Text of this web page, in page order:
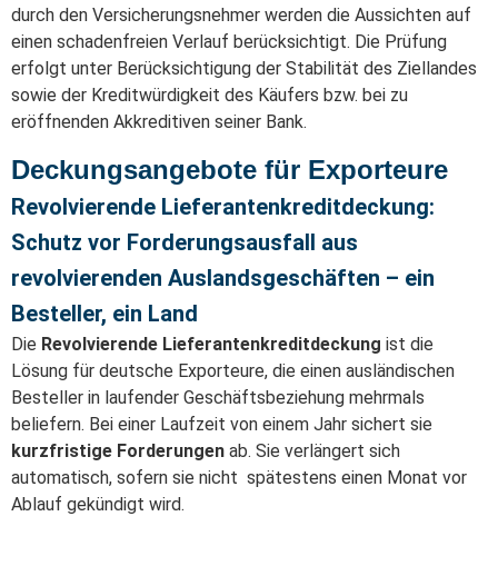
durch den Versicherungsnehmer werden die Aussichten auf
einen schadenfreien Verlauf berücksichtigt. Die Prüfung
erfolgt unter Berücksichtigung der Stabilität des Ziellandes
sowie der Kreditwürdigkeit des Käufers bzw. bei zu
eröffnenden Akkreditiven seiner Bank.
Deckungsangebote für Exporteure
Revolvierende Lieferantenkreditdeckung:
Schutz vor Forderungsausfall aus
revolvierenden Auslandsgeschäften – ein
Besteller, ein Land
Die Revolvierende Lieferantenkreditdeckung ist die
Lösung für deutsche Exporteure, die einen ausländischen
Besteller in laufender Geschäftsbeziehung mehrmals
beliefern. Bei einer Laufzeit von einem Jahr sichert sie
kurzfristige Forderungen ab. Sie verlängert sich
automatisch, sofern sie nicht spätestens einen Monat vor
Ablauf gekündigt wird.